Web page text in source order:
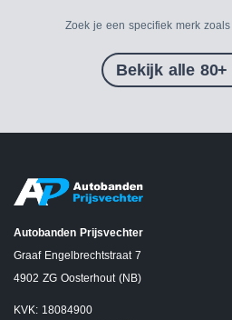
Zoek je een specifiek merk
Bekijk alle 80+
Autobanden Prijsvechter
Graaf Engelbrechtstraat 7
4902 ZG Oosterhout (NB)
KVK: 18084900